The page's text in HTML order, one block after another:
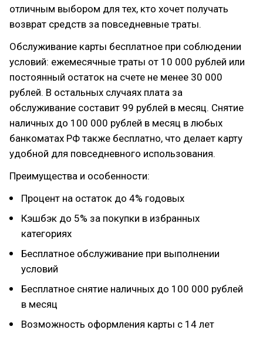
отличным выбором для тех, кто хочет получать
возврат средств за повседневные траты.
Обслуживание карты бесплатное при соблюдении
условий: ежемесячные траты от 10 000 рублей или
постоянный остаток на счете не менее 30 000
рублей. В остальных случаях плата за
обслуживание составит 99 рублей в месяц. Снятие
наличных до 100 000 рублей в месяц в любых
банкоматах РФ также бесплатно, что делает карту
удобной для повседневного использования.
Преимущества и особенности:
Процент на остаток до 4% годовых
Кэшбэк до 5% за покупки в избранных
категориях
Бесплатное обслуживание при выполнении
условий
Бесплатное снятие наличных до 100 000 рублей
в месяц
Возможность оформления карты с 14 лет